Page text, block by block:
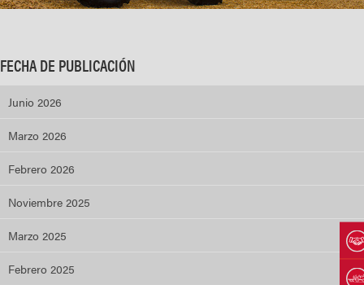
FECHA DE PUBLICACIÓN
Junio 2026
Marzo 2026
Febrero 2026
Noviembre 2025
Marzo 2025
Febrero 2025